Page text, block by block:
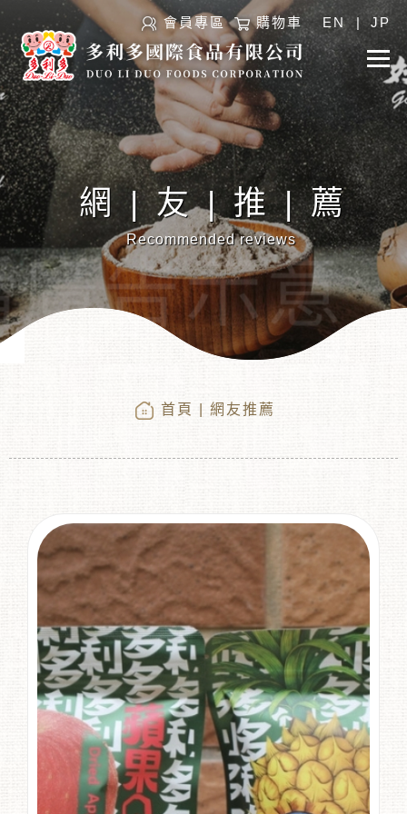
會員專區 購物車 EN | JP
網|友|推|薦
Recommended reviews
首頁 | 網友推薦